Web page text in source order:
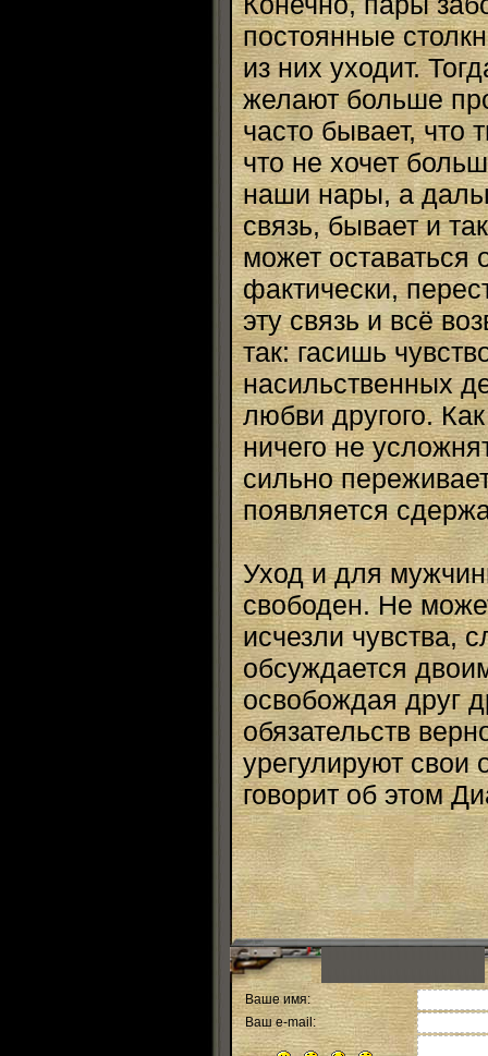
постоянные
из них уходит.
желают больше
часто бывает, что
что не хочет
наши нары, а
связь, бывает и
может
фактически,
эту связь и всё
так: гасишь
насильственных
любви другого.
ничего не
сильно
появляется
Уход и для
свободен. Не
исчезли чувства,
обсуждается
освобождая друг
обязательств
урегулируют свои
говорит об этом
Ваше имя:
Ваш e-mail: